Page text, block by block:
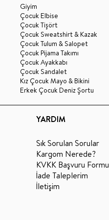
Giyim
Çocuk Elbise
Çocuk Tişört
Çocuk Sweatshirt & Kazak
Çocuk Tulum & Salopet
Çocuk Pijama Takımı
Çocuk Ayakkabı
Çocuk Sandalet
Kız Çocuk Mayo & Bikini
Erkek Çocuk Deniz Şortu
YARDIM
Sık Sorulan Sorular
Kargom Nerede?
KVKK Başvuru Formu
İade Taleplerim
İletişim